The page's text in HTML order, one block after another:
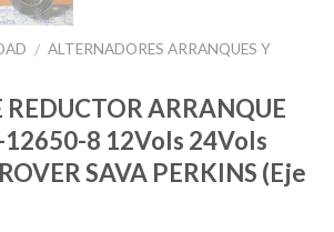
/ ALTERNADORES ARRANQUES Y
REDUCTOR ARRANQUE
12650-8 12Vols 24Vols
SAVA PERKINS (Eje